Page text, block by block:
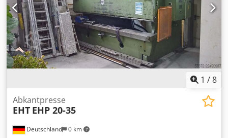
1 /8
Deutschland 0 km
Abkantpresse
EHT EHP 20-35